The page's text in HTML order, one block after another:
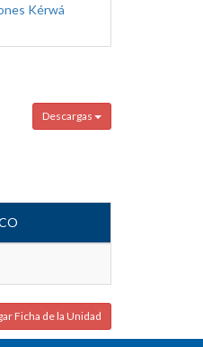
Kérwá
Descargas
Ficha de la Unidad